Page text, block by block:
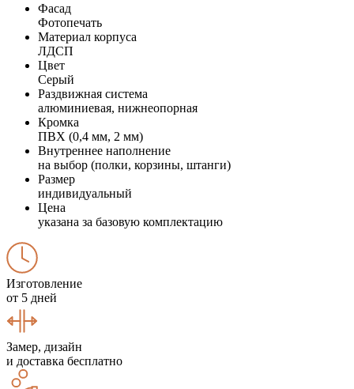
Фасад
Фотопечать
Материал корпуса
ЛДСП
Цвет
Серый
Раздвижная система
алюминиевая, нижнеопорная
Кромка
ПВХ (0,4 мм, 2 мм)
Внутреннее наполнение
на выбор (полки, корзины, штанги)
Размер
индивидуальный
Цена
указана за базовую комплектацию
Изготовление
от 5 дней
Замер, дизайн
и доставка бесплатно